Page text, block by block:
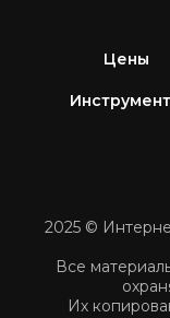
Цены
2025 ©
Все
Их